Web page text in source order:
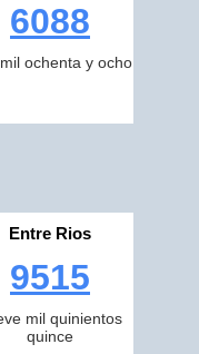
6088
ochenta y ocho
Entre Rios
9515
mil quinientos
quince